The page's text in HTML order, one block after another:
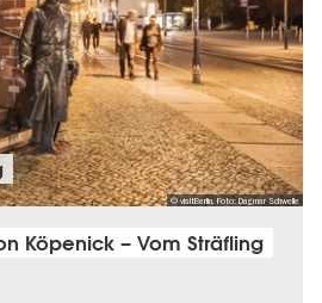
© visitBerlin, Foto: Dagmar Schwelle
Köpenick – Vom Sträfling